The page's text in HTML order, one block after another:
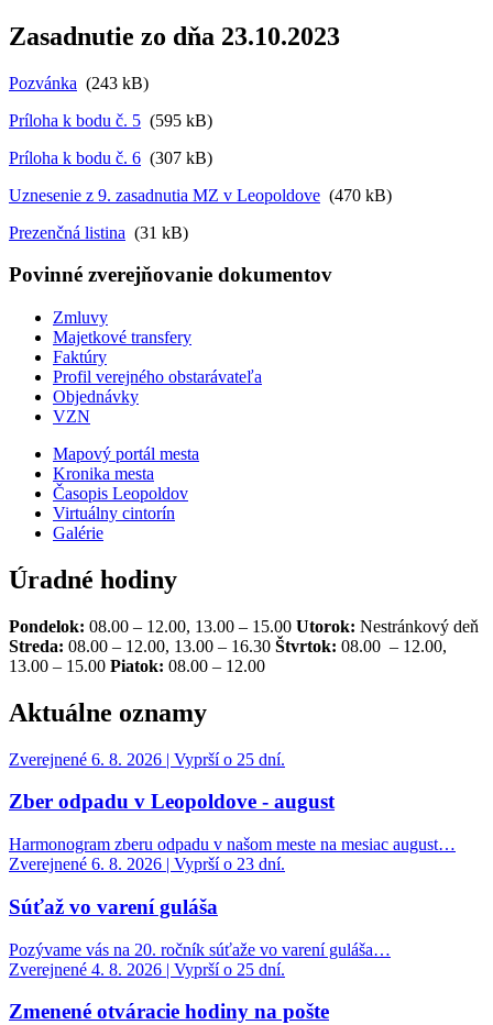
Zasadnutie zo dňa 23.10.2023
Pozvánka (243 kB)
Príloha k bodu č. 5 (595 kB)
Príloha k bodu č. 6 (307 kB)
Uznesenie z 9. zasadnutia MZ v Leopoldove (470 kB)
Prezenčná listina (31 kB)
Povinné zverejňovanie dokumentov
Zmluvy
Majetkové transfery
Faktúry
Profil verejného obstarávateľa
Objednávky
VZN
Mapový portál mesta
Kronika mesta
Časopis Leopoldov
Virtuálny cintorín
Galérie
Úradné hodiny
Pondelok: 08.00 – 12.00, 13.00 – 15.00 Utorok: Nestránkový deň
Streda: 08.00 – 12.00, 13.00 – 16.30 Štvrtok: 08.00 – 12.00,
13.00 – 15.00 Piatok: 08.00 – 12.00
Aktuálne oznamy
Zverejnené 6. 8. 2026 | Vyprší o 25 dní.
Zber odpadu v Leopoldove - august
Harmonogram zberu odpadu v našom meste na mesiac august…
Zverejnené 6. 8. 2026 | Vyprší o 23 dní.
Súťaž vo varení guláša
Pozývame vás na 20. ročník súťaže vo varení guláša…
Zverejnené 4. 8. 2026 | Vyprší o 25 dní.
Zmenené otváracie hodiny na pošte